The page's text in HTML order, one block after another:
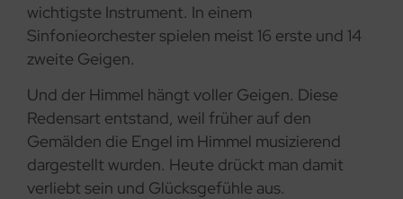
wichtigste Instrument. In einem
Sinfonieorchester spielen meist 16 erste und 14
zweite Geigen.
Und der Himmel hängt voller Geigen. Diese
Redensart entstand, weil früher auf den
Gemälden die Engel im Himmel musizierend
dargestellt wurden. Heute drückt man damit
verliebt sein und Glücksgefühle aus.